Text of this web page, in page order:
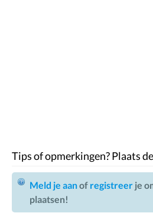
Tips of opmerkingen? Plaats
Meld je aanof registreer je
plaatsen!